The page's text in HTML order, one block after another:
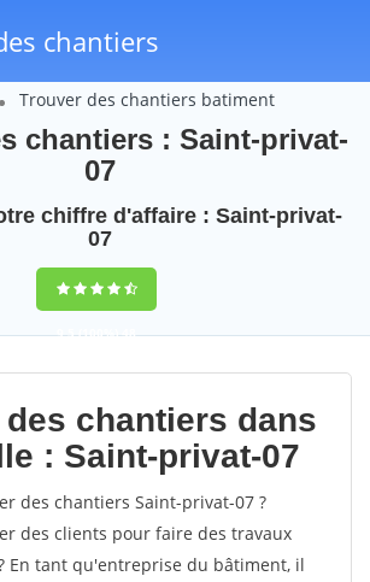
chantiers
Trouver des chantiers batiment
chantiers : Saint-privat-
07
chiffre d'affaire : Saint-privat-
07
9,5(100%)48
votes
chantiers dans
: Saint-privat-07
des chantiers Saint-privat-07 ?
des clients pour faire des travaux
En tant qu'entreprise du bâtiment, il